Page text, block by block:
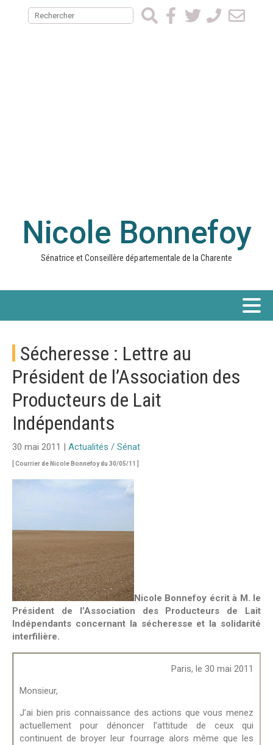
Nicole Bonnefoy
Sénatrice et Conseillère départementale de la Charente
Sécheresse : Lettre au
Président de l’Association des
Producteurs de Lait
Indépendants
30 mai 2011 | Actualités / Sénat
[ Courrier de Nicole Bonnefoy du 30/05/11 ]
Nicole Bonnefoy écrit à M. le
Président de l’Association des Producteurs de Lait
Indépendants concernant la sécheresse et la solidarité
interfilière.
Paris, le 30 mai 2011
Monsieur,
J’ai bien pris connaissance des actions que vous menez
actuellement pour dénoncer l’attitude de ceux qui
continuent de broyer leur fourrage alors même que les